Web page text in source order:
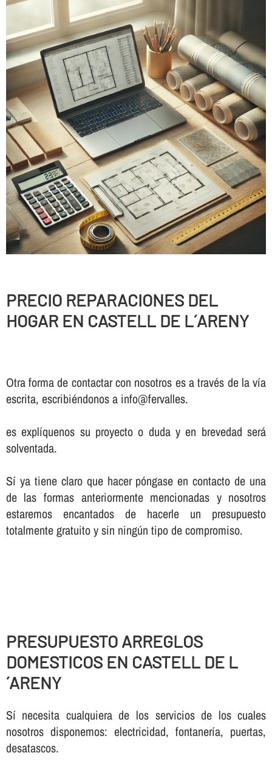
PRECIO REPARACIONES DEL
HOGAR EN CASTELL DE L´ARENY
Otra forma de contactar con nosotros es a través de la vía
escrita, escribiéndonos a info@fervalles.
es explíquenos su proyecto o duda y en brevedad será
solventada.
Sí ya tiene claro que hacer póngase en contacto de una
de las formas anteriormente mencionadas y nosotros
estaremos encantados de hacerle un presupuesto
totalmente gratuito y sin ningún tipo de compromiso.
PRESUPUESTO ARREGLOS
DOMESTICOS EN CASTELL DE L
´ARENY
Sí necesita cualquiera de los servicios de los cuales
nosotros disponemos: electricidad, fontanería, puertas,
desatascos.